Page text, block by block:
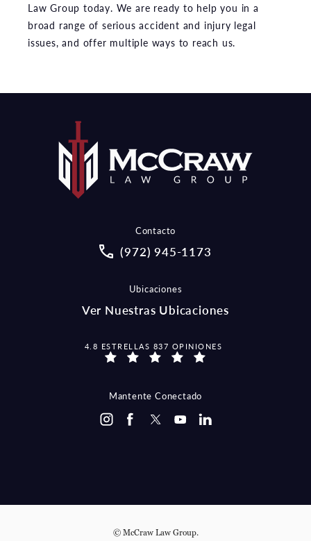
Law Group today. We are ready to help you in a
broad range of serious accident and injury legal
issues, and offer multiple ways to reach us.
Contacto
Call McCraw Law Group on the
(972) 945-1173
Ubicaciones
Ver Nuestras Ubicaciones
MCCRAW LAW GROUP OPINIONES:
4.8 ESTRELLAS 837 OPINIONES
Mantente Conectado
© McCraw Law Group.